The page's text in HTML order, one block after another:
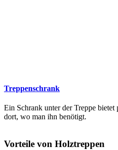
Treppenschrank
Ein Schrank unter der Treppe bietet
dort, wo man ihn benötigt.
Vorteile von Holztreppen